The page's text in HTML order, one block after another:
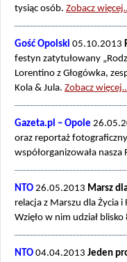
tysiąc osób. Zobacz
Gość Opolski 05.10.2013
festyn zatytułowany
Lorentino z Głogówka,
Kola & Jula. Zobacz
Gazeta.pl – Opole
oraz reportaż
współorganizowała
NTO 26.05.2013 Marsz
relacja z Marszu dla Życia
Wzięło w nim udział
NTO 04.04.2013 Jeden